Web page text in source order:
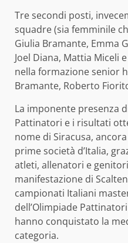
Tre secondi posti,
squadre (sia femminile
Giulia Bramante, Emma
Joel Diana, Mattia Miceli
nella formazione senior
Bramante, Roberto
La imponente presenza
Pattinatori e i risultati
nome di Siracusa,
prime società d’Italia,
atleti, allenatori e
manifestazione di
campionati Italiani
dell’Olimpiade
hanno conquistato la
categoria.